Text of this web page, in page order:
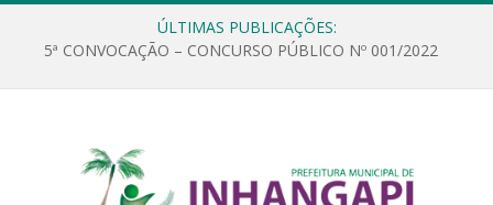
ÚLTIMAS PUBLICAÇÕES:
5ª CONVOCAÇÃO – CONCURSO PÚBLICO Nº 001/2022